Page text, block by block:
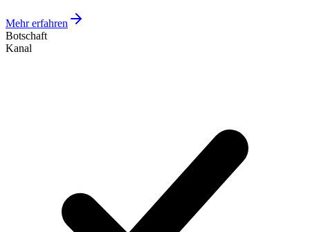
Mehr erfahren
Botschaft
Kanal